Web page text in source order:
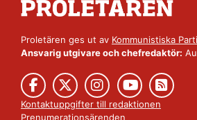
Proletären ges ut av Kommunistiska
Ansvarig utgivare och chefredaktör:
Kontaktuppgifter till redaktionen
Prenumerationsärenden